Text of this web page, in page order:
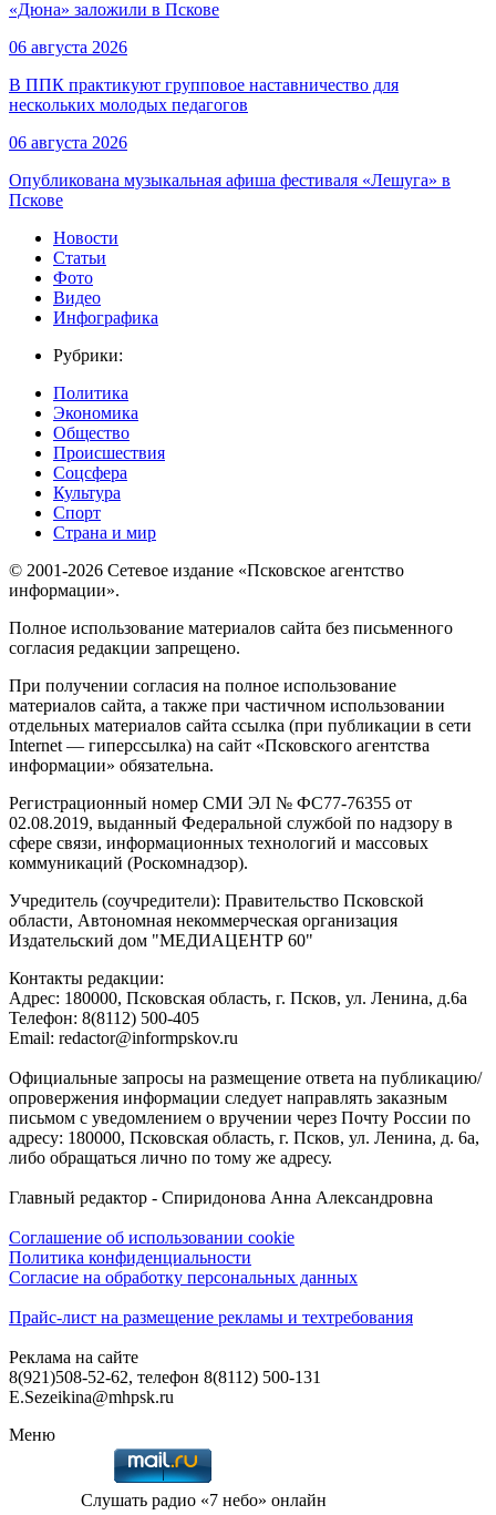
«Дюна» заложили в Пскове
06 августа 2026
В ППК практикуют групповое наставничество для
нескольких молодых педагогов
06 августа 2026
Опубликована музыкальная афиша фестиваля «Лешуга» в
Пскове
Новости
Статьи
Фото
Видео
Инфографика
Рубрики:
Политика
Экономика
Общество
Происшествия
Соцсфера
Культура
Спорт
Страна и мир
© 2001-2026 Сетевое издание «Псковское агентство
информации».
Полное использование материалов сайта без письменного
согласия редакции запрещено.
При получении согласия на полное использование
материалов сайта, а также при частичном использовании
отдельных материалов сайта ссылка (при публикации в сети
Internet — гиперссылка) на сайт «Псковского агентства
информации» обязательна.
Регистрационный номер СМИ ЭЛ № ФС77-76355 от
02.08.2019, выданный Федеральной службой по надзору в
сфере связи, информационных технологий и массовых
коммуникаций (Роскомнадзор).
Учредитель (соучредители): Правительство Псковской
области, Автономная некоммерческая организация
Издательский дом "МЕДИАЦЕНТР 60"
Контакты редакции:
Адреc: 180000, Псковская область, г. Псков, ул. Ленина, д.6а
Телефон: 8(8112) 500-405
Email: redactor@informpskov.ru
Официальные запросы на размещение ответа на публикацию/
опровержения информации следует направлять заказным
письмом с уведомлением о вручении через Почту России по
адресу: 180000, Псковская область, г. Псков, ул. Ленина, д. 6а,
либо обращаться лично по тому же адресу.
Главный редактор - Спиридонова Анна Александровна
Соглашение об использовании cookie
Политика конфиденциальности
Согласие на обработку персональных данных
Прайс-лист на размещение рекламы и техтребования
Реклама на сайте
8(921)508-52-62, телефон 8(8112) 500-131
E.Sezeikina@mhpsk.ru
Меню
Слушать радио «7 небо» онлайн